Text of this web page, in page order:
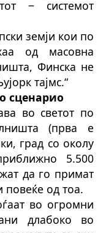
‒ системот
земји кои по
од масовна
Финска не
тајмс.“
сценарио
во светот по
(прва е
град со околу
5.500
да го примат
повеќе од тоа.
во огромни
длабоко во